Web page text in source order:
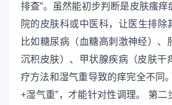
排查”。虽然能初步判断是皮肤瘙痒
院的皮肤科或中医科，让医生排
比如糖尿病（血糖高刺激神经）、
沉积皮肤）、甲状腺疾病（皮肤干
疗方法和湿气重导致的痒完全不同
+湿气重”，才能针对性调理。 第二